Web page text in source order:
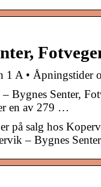
A • Åpningstider
Bygnes Senter,
en av 279 …
på salg hos
– Bygnes